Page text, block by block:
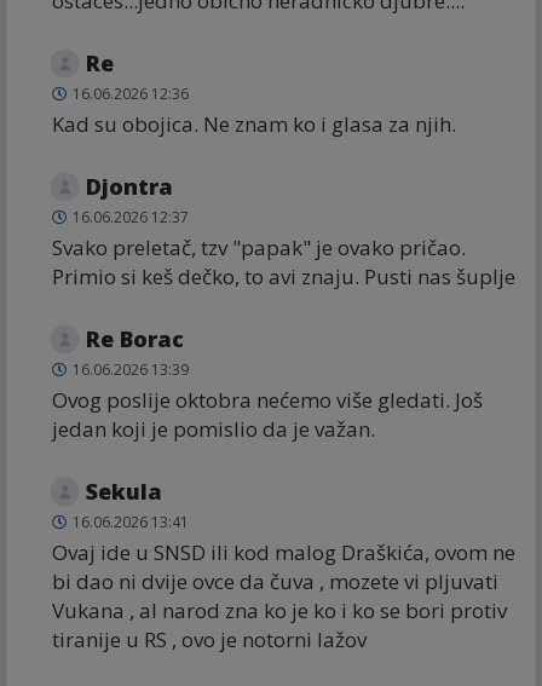
Re
16.06.2026 12:36
Kad su obojica. Ne znam ko i glasa za njih.
Djontra
16.06.2026 12:37
Svako preletač, tzv "papak" je ovako pričao.
Primio si keš dečko, to avi znaju. Pusti nas šuplje
Re Borac
16.06.2026 13:39
Ovog poslije oktobra nećemo više gledati. Još
jedan koji je pomislio da je važan.
Sekula
16.06.2026 13:41
Ovaj ide u SNSD ili kod malog Draškića, ovom ne
bi dao ni dvije ovce da čuva , mozete vi pljuvati
Vukana , al narod zna ko je ko i ko se bori protiv
tiranije u RS , ovo je notorni lažov